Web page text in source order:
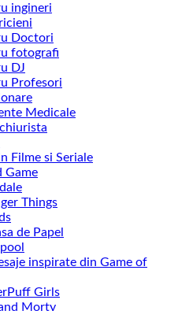
ingineri
Doctori
fotografi
DJ
Profesori
Medicale
Filme si Seriale
Game
Things
de Papel
inspirate din Game of
Girls
Morty